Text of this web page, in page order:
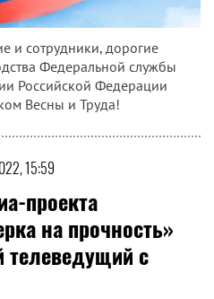
и сотрудники, дорогие
Федеральной службы
Российской Федерации
Весны и Труда!
15:59
проекта
на прочность»
телеведущий с